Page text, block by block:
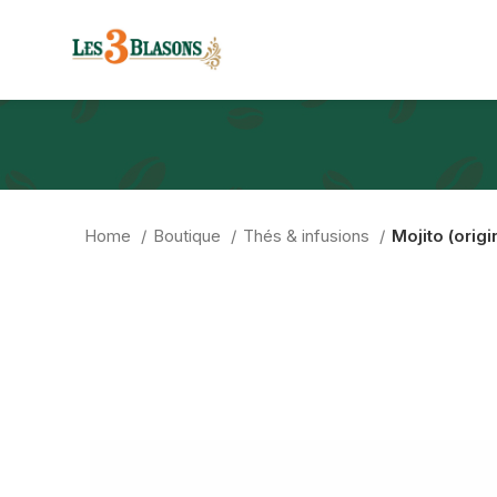
Home Boutique Thés & infusions Mojito